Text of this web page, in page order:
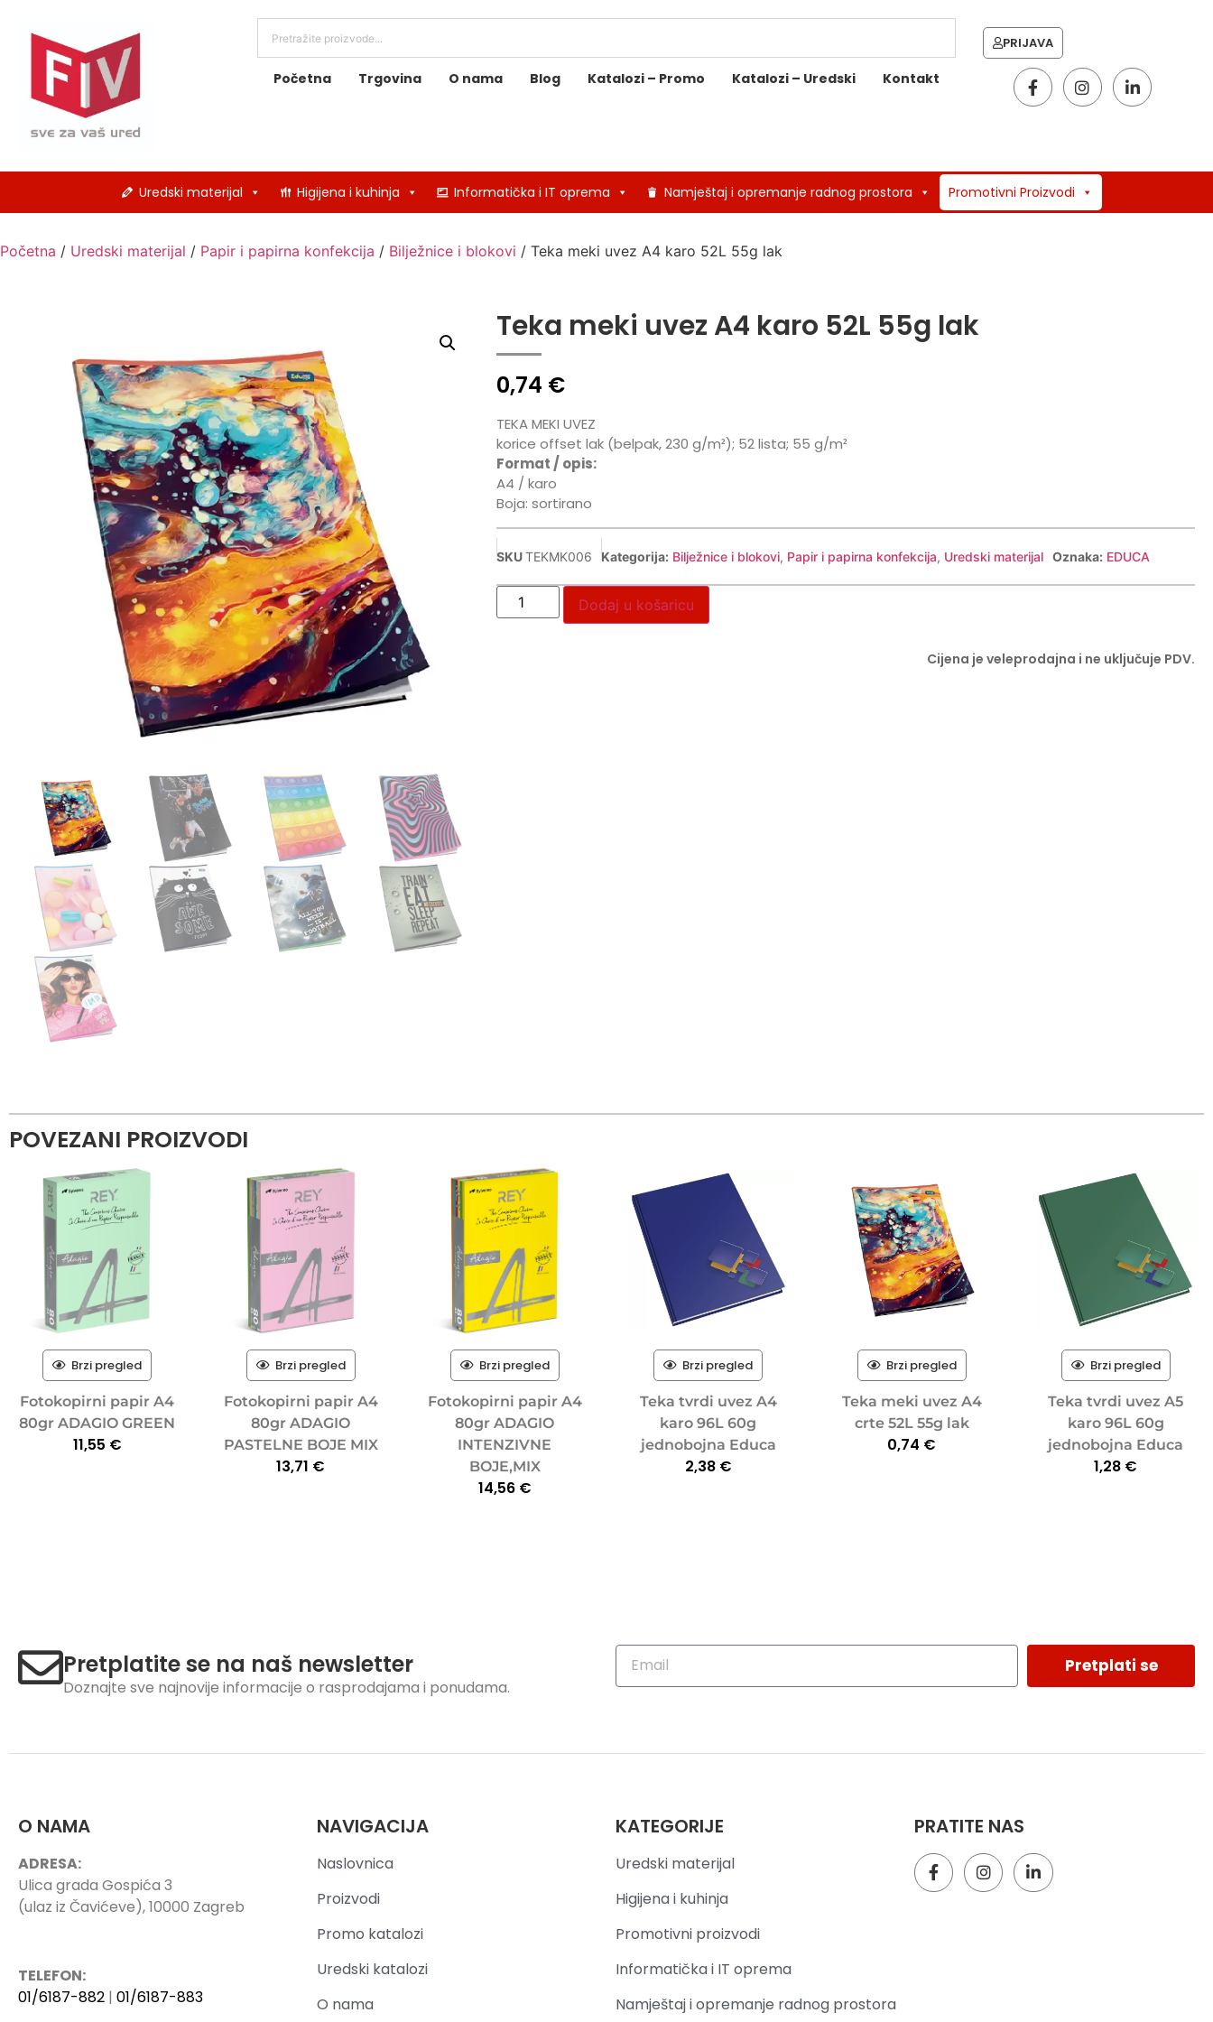
Početna Trgovina O nama Blog Katalozi – Promo Katalozi – Uredski Kontakt
PRIJAVA
Uredski materijal Higijena i kuhinja Informatička i IT oprema Namještaj i opremanje radnog prostora Promotivni Proizvodi
Početna / Uredski materijal / Papir i papirna konfekcija / Bilježnice i blokovi / Teka meki uvez A4 karo 52L 55g lak
Teka meki uvez A4 karo 52L 55g lak
0,74 €
TEKA MEKI UVEZ
korice offset lak (belpak, 230 g/m²); 52 lista; 55 g/m²
Format / opis:
A4 / karo
Boja: sortirano
SKUTEKMK006 Kategorija: Bilježnice i blokovi, Papir i papirna konfekcija, Uredski materijal Oznaka: EDUCA
Dodaj u košaricu
Cijena je veleprodajna i ne uključuje PDV.
POVEZANI PROIZVODI
Brzi pregled
Fotokopirni papir A4
80gr ADAGIO GREEN
11,55 €
Brzi pregled
Fotokopirni papir A4
80gr ADAGIO
PASTELNE BOJE MIX
13,71 €
Brzi pregled
Fotokopirni papir A4
80gr ADAGIO
INTENZIVNE
BOJE,MIX
14,56 €
Brzi pregled
Teka tvrdi uvez A4
karo 96L 60g
jednobojna Educa
2,38 €
Brzi pregled
Teka meki uvez A4
crte 52L 55g lak
0,74 €
Brzi pregled
Teka tvrdi uvez A5
karo 96L 60g
jednobojna Educa
1,28 €
Pretplatite se na naš newsletter
Doznajte sve najnovije informacije o rasprodajama i ponudama.
Pretplati se
O NAMA
ADRESA:
Ulica grada Gospića 3
(ulaz iz Čavićeve), 10000 Zagreb
TELEFON:
01/6187-882 | 01/6187-883
NAVIGACIJA
Naslovnica
Proizvodi
Promo katalozi
Uredski katalozi
O nama
KATEGORIJE
Uredski materijal
Higijena i kuhinja
Promotivni proizvodi
Informatička i IT oprema
Namještaj i opremanje radnog prostora
PRATITE NAS